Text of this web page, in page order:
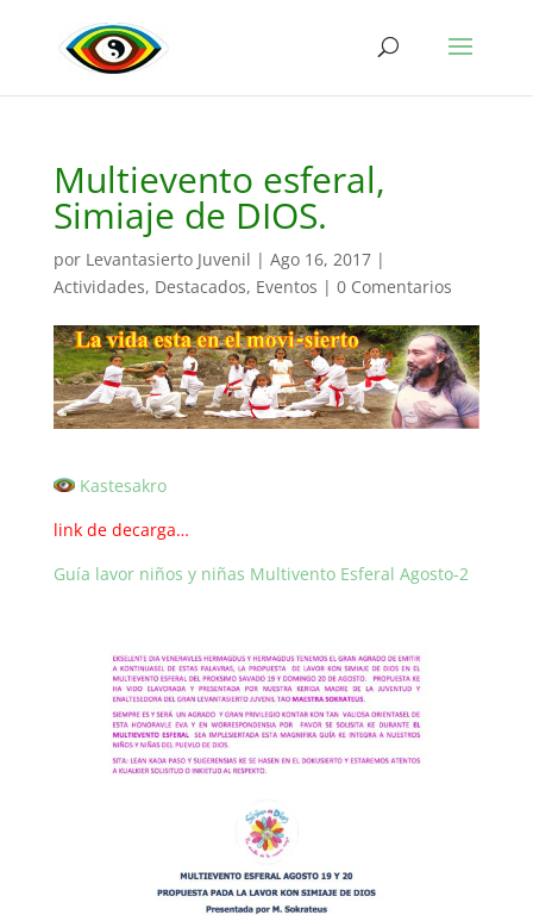
Multievento esferal,
Simiaje de DIOS.
por Levantasierto Juvenil | Ago 16, 2017|
Actividades, Destacados, Eventos | 0 Comentarios
Kastesakro
link de decarga…
Guía lavor niños y niñas Multivento Esferal Agosto-2